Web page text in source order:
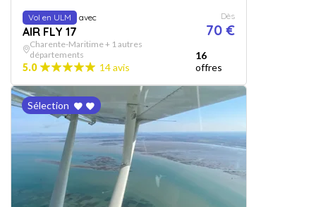
Vol en ULM avec
AIR FLY 17
Dès
70 €
Charente-Maritime + 1 autres
départements
5.0 14 avis
16
offres
Sélection